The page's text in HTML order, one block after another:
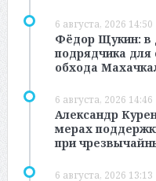
6 августа, 2026 14:50
Фёдор Щукин: в
подрядчика для
обхода
6 августа, 2026 14:46
Александр
мерах
при
6 августа, 2026 13:13